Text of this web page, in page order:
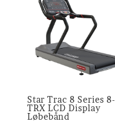
Star Trac 8 Series 8-
TRX LCD Display
Løbebånd